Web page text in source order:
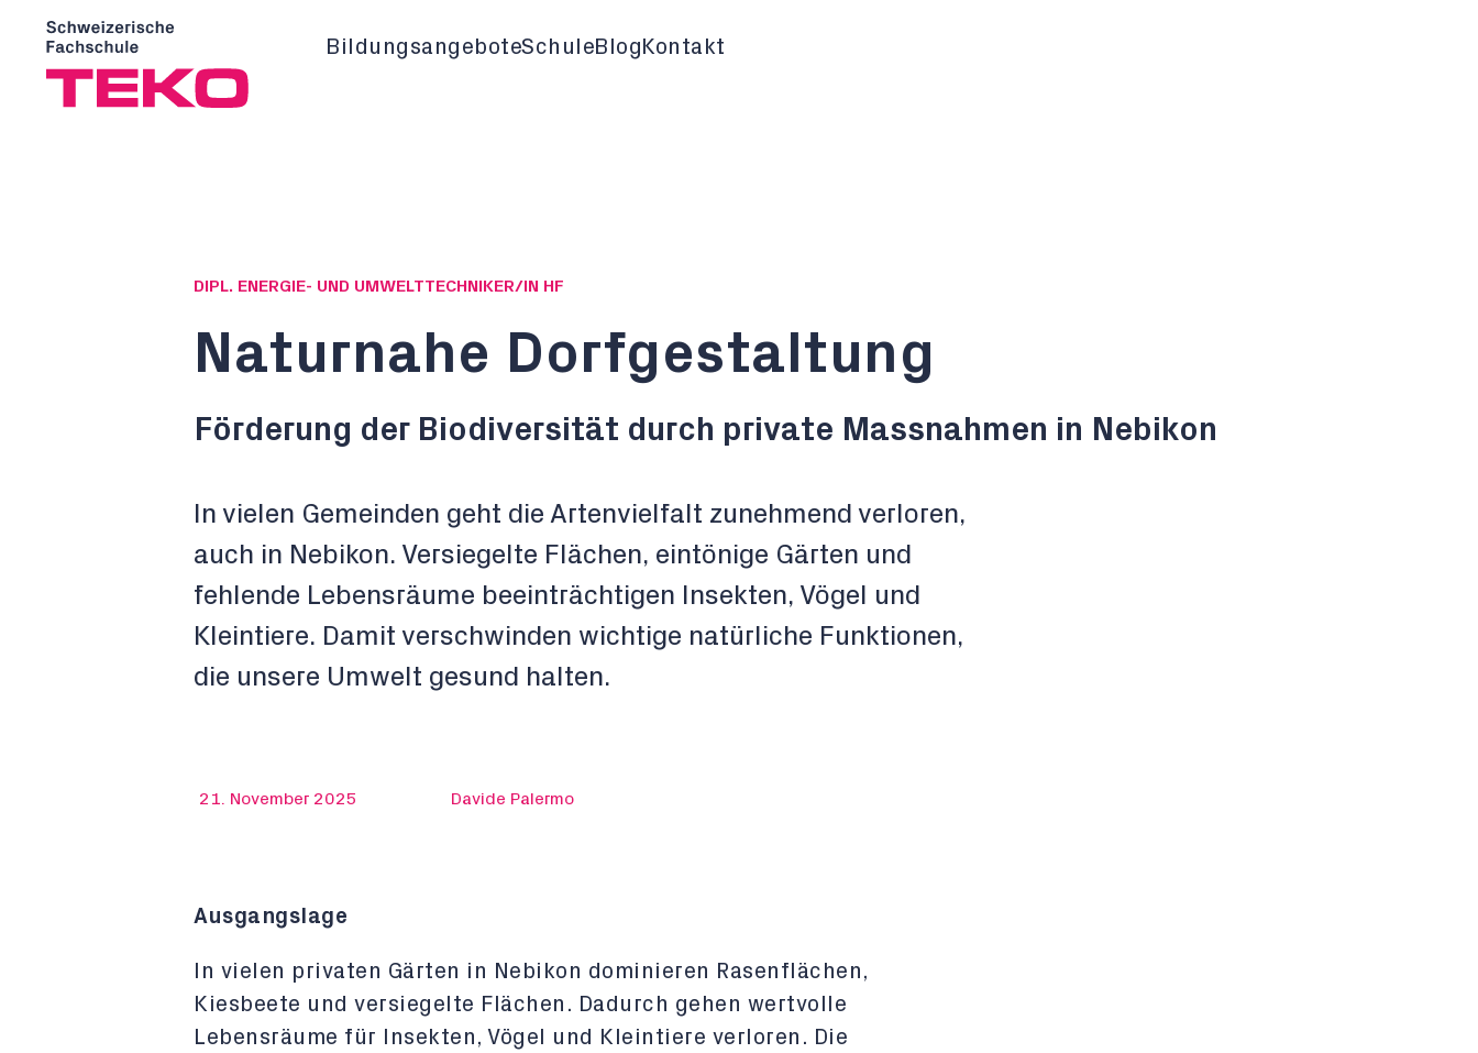
BildungsangeboteSchule Blog Kontakt
DIPL. ENERGIE- UND UMWELTTECHNIKER/IN HF
Naturnahe Dorfgestaltung
Förderung der Biodiversität durch private Massnahmen in Nebikon
In vielen Gemeinden geht die Artenvielfalt zunehmend verloren,
auch in Nebikon. Versiegelte Flächen, eintönige Gärten und
fehlende Lebensräume beeinträchtigen Insekten, Vögel und
Kleintiere. Damit verschwinden wichtige natürliche Funktionen,
die unsere Umwelt gesund halten.
21. November 2025 Davide Palermo
Ausgangslage
In vielen privaten Gärten in Nebikon dominieren Rasenflächen,
Kiesbeete und versiegelte Flächen. Dadurch gehen wertvolle
Lebensräume für Insekten, Vögel und Kleintiere verloren. Die